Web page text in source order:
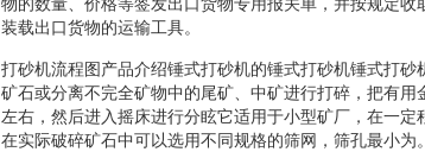
装载出口货物的运输工具。
打砂机流程图产品介绍锤式打砂机的锤式打砂机锤式打
矿石或分离不完全矿物中的尾矿、中矿进行打碎，把有
左右，然后进入摇床进行分眩它适用于小型矿厂，在一
在实际破碎矿石中可以选用不同规格的筛网，筛孔最小